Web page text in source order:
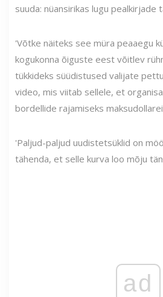
suuda: nüansirikas lugu pealkirjade
'Võtke näiteks see müra peaaegu
kogukonna õiguste eest võitlev
tükkideks süüdistused valijate
video, mis viitab sellele, et
bordellide rajamiseks
'Paljud-paljud uudistetsüklid on
tähenda, et selle kurva loo mõju
ad